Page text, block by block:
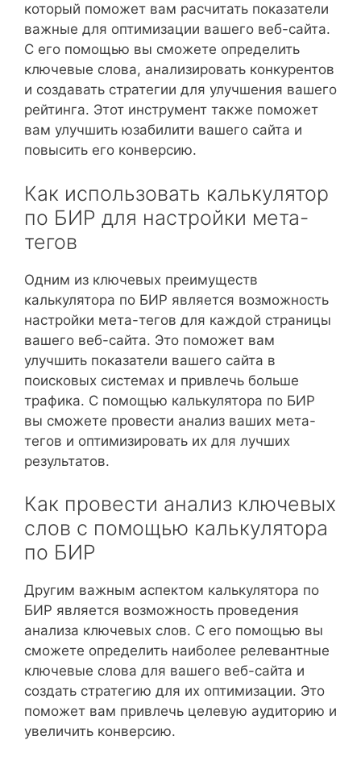
который поможет вам расчитать показатели
важные для оптимизации вашего веб-сайта.
С его помощью вы сможете определить
ключевые слова, анализировать конкурентов
и создавать стратегии для улучшения вашего
рейтинга. Этот инструмент также поможет
вам улучшить юзабилити вашего сайта и
повысить его конверсию.
Как использовать калькулятор
по БИР для настройки мета-
тегов
Одним из ключевых преимуществ
калькулятора по БИР является возможность
настройки мета-тегов для каждой страницы
вашего веб-сайта. Это поможет вам
улучшить показатели вашего сайта в
поисковых системах и привлечь больше
трафика. С помощью калькулятора по БИР
вы сможете провести анализ ваших мета-
тегов и оптимизировать их для лучших
результатов.
Как провести анализ ключевых
слов с помощью калькулятора
по БИР
Другим важным аспектом калькулятора по
БИР является возможность проведения
анализа ключевых слов. С его помощью вы
сможете определить наиболее релевантные
ключевые слова для вашего веб-сайта и
создать стратегию для их оптимизации. Это
поможет вам привлечь целевую аудиторию и
увеличить конверсию.